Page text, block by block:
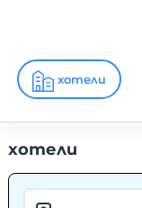
хотели
хотели